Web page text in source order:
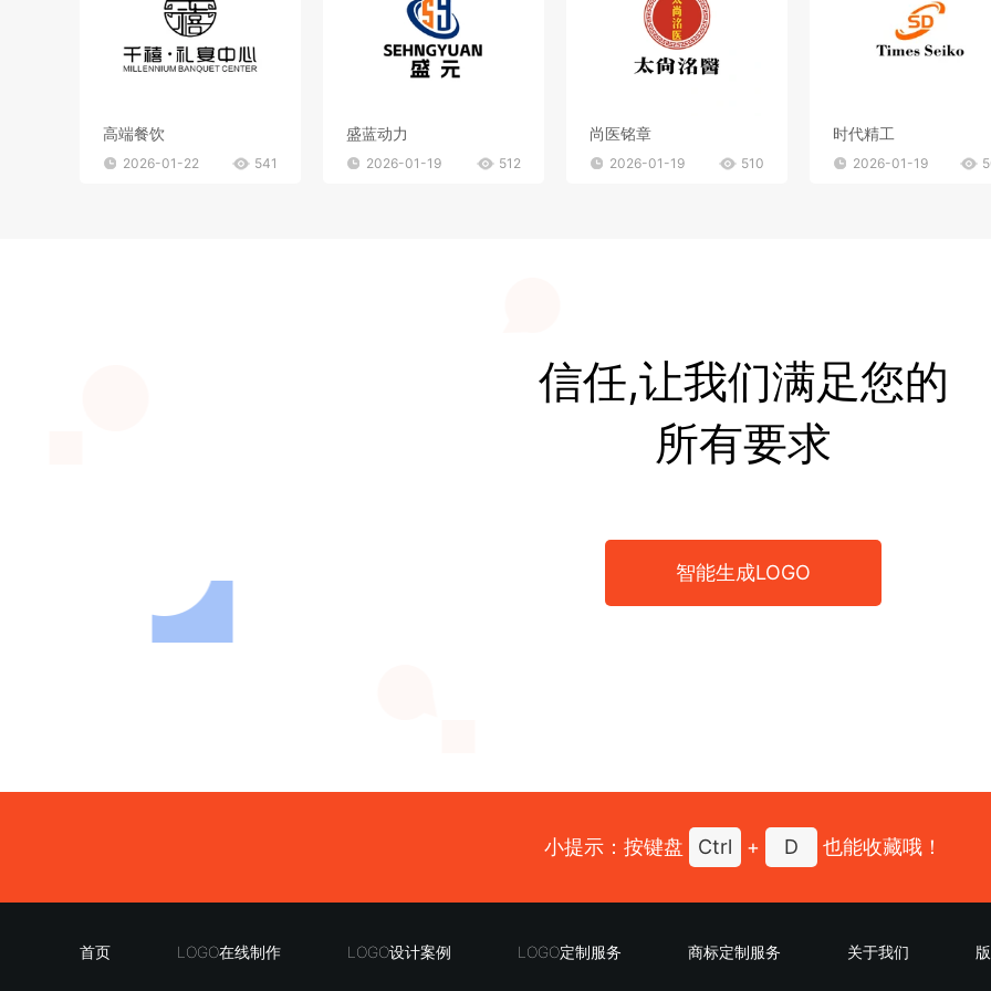
高端餐饮
2026-01-22 541
盛蓝动力
2026-01-19 512
尚医铭章
2026-01-19 510
时代精工
2026-01-19
信任,让我们满足您的
所有要求
智能生成LOGO
小提示：按键盘 Ctrl + D 也能收藏哦！
首页 LOGO在线制作 LOGO设计案例 LOGO定制服务 商标定制服务 关于我们